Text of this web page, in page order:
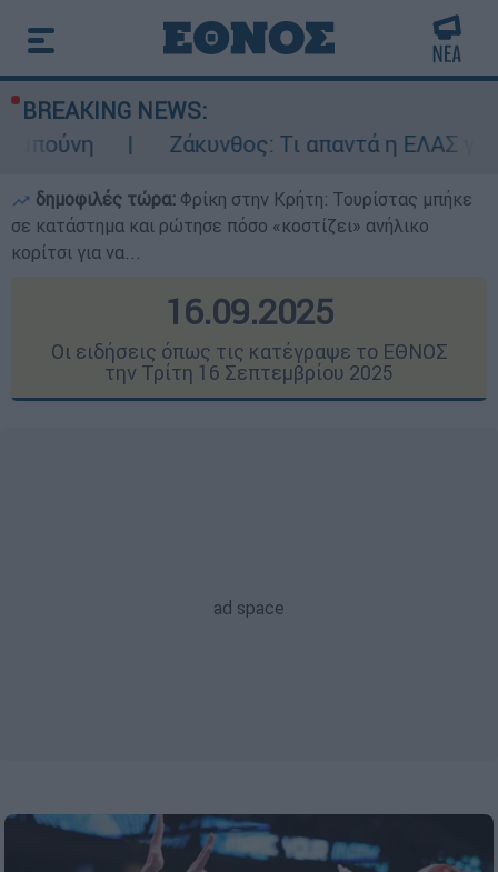
BREAKING NEWS:
Ζάκυνθος: Τι απαντά η ΕΛΑΣ για τους 8
δημοφιλές τώρα: Φρίκη στην Κρήτη: Τουρίστας μπήκε
σε κατάστημα και ρώτησε πόσο «κοστίζει» ανήλικο
κορίτσι για να...
16.09.2025
Οι ειδήσεις όπως τις κατέγραψε το ΕΘΝΟΣ
την Τρίτη 16 Σεπτεμβρίου 2025